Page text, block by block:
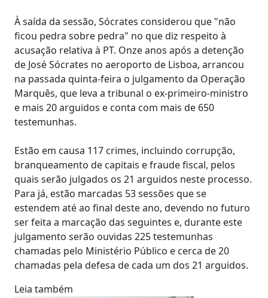
À saída da sessão, Sócrates considerou que "não
ficou pedra sobre pedra" no que diz respeito à
acusação relativa à PT. Onze anos após a detenção
de José Sócrates no aeroporto de Lisboa, arrancou
na passada quinta-feira o julgamento da Operação
Marquês, que leva a tribunal o ex-primeiro-ministro
e mais 20 arguidos e conta com mais de 650
testemunhas.
Estão em causa 117 crimes, incluindo corrupção,
branqueamento de capitais e fraude fiscal, pelos
quais serão julgados os 21 arguidos neste processo.
Para já, estão marcadas 53 sessões que se
estendem até ao final deste ano, devendo no futuro
ser feita a marcação das seguintes e, durante este
julgamento serão ouvidas 225 testemunhas
chamadas pelo Ministério Público e cerca de 20
chamadas pela defesa de cada um dos 21 arguidos.
Leia também